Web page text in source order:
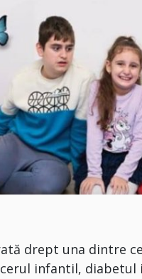
drept una dintre
infantil,